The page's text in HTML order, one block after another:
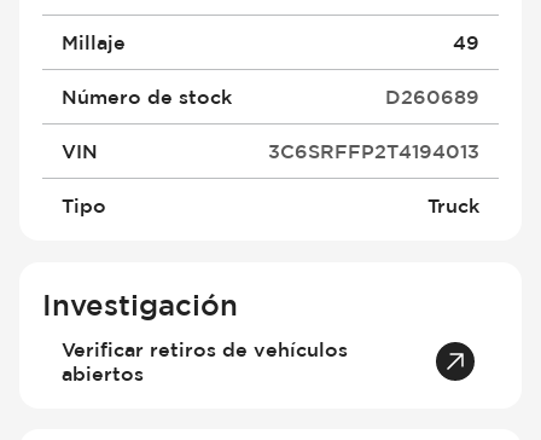
Millaje 49
Número de stock D260689
VIN 3C6SRFFP2T4194013
Tipo Truck
Investigación
Verificar retiros de vehículos
abiertos